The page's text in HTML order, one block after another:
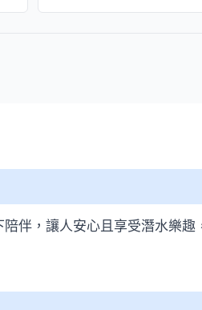
伴，讓人安心且享受潛水樂